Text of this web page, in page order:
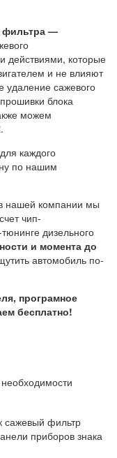
фильтра —
действиями, которые
и не влияют
удаление сажевого
блока
можем
.
каждого
по нашим
нашей компании мы
чип-
дизельного
и момента до
автомобиль по-
програмное
бесплатно!
сажевый фильтр
приборов знака